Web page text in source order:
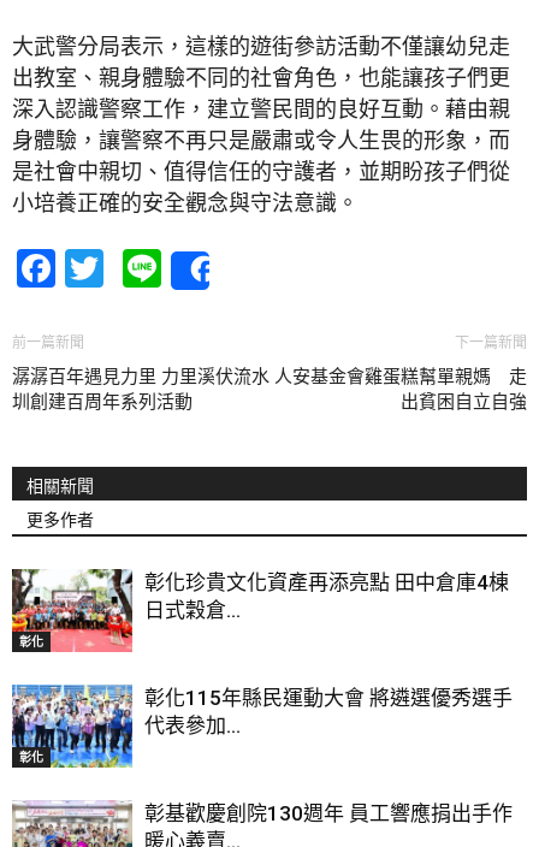
大武警分局表示，這樣的遊街參訪活動不僅讓幼兒走
出教室、親身體驗不同的社會角色，也能讓孩子們更
深入認識警察工作，建立警民間的良好互動。藉由親
身體驗，讓警察不再只是嚴肅或令人生畏的形象，而
是社會中親切、值得信任的守護者，並期盼孩子們從
小培養正確的安全觀念與守法意識。
Facebook
Twitter
Line
前一篇新聞
潺潺百年遇見力里 力里溪伏流水
圳創建百周年系列活動
下一篇新聞
人安基金會雞蛋糕幫單親媽 走
出貧困自立自強
相關新聞
更多作者
彰化
彰化珍貴文化資產再添亮點 田中倉庫4棟
日式穀倉...
彰化
彰化115年縣民運動大會 將遴選優秀選手
代表參加...
彰基歡慶創院130週年 員工響應捐出手作
暖心義賣...